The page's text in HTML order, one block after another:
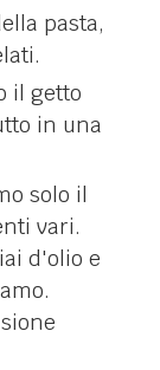
pasta,
il getto
in una
solo il
vari.
d'olio e